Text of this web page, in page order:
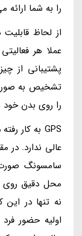
را به شما ارائه
از لحاظ
عملا هر
تشخیص به صورت
را روی بدن
سامسونگ
نه تنها در
اولیه حضور